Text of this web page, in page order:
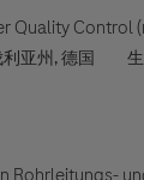
Quality Control
亚州, 德国